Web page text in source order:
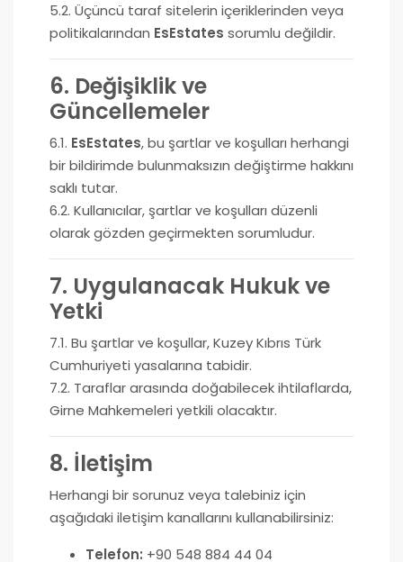
5.2. Üçüncü taraf sitelerin içeriklerinden veya
politikalarından EsEstates sorumlu değildir.
6. Değişiklik ve
Güncellemeler
6.1. EsEstates, bu şartlar ve koşulları herhangi
bir bildirimde bulunmaksızın değiştirme hakkını
saklı tutar.
6.2. Kullanıcılar, şartlar ve koşulları düzenli
olarak gözden geçirmekten sorumludur.
7. Uygulanacak Hukuk ve
Yetki
7.1. Bu şartlar ve koşullar, Kuzey Kıbrıs Türk
Cumhuriyeti yasalarına tabidir.
7.2. Taraflar arasında doğabilecek ihtilaflarda,
Girne Mahkemeleri yetkili olacaktır.
8. İletişim
Herhangi bir sorunuz veya talebiniz için
aşağıdaki iletişim kanallarını kullanabilirsiniz:
Telefon: +90 548 884 44 04